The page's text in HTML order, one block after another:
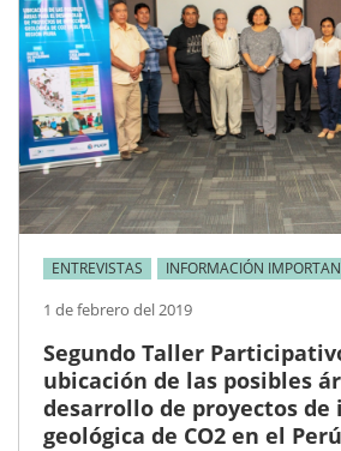
ENTREVISTAS INFORMACIÓN
1 de febrero del 2019
Segundo Taller
ubicación de las posibles
desarrollo de proyectos de
geológica de CO2 en el Perú